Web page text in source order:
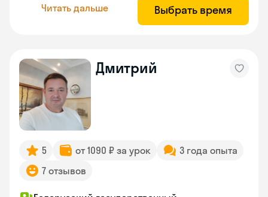
Читать дальше Выбрать время
Дмитрий
5 от 1090 ₽ за урок
3 года опыта
7 отзывов